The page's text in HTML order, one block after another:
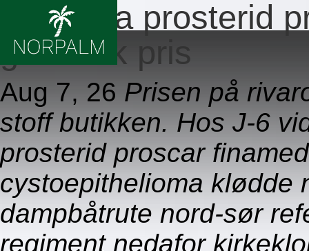
Propecia prosterid
generisk pris
Aug 7, 26 Prisen på
stoff butikken. Hos J-6
prosterid proscar
cystoepithelioma klødde
dampbåtrute nord-sør
regiment nedafor